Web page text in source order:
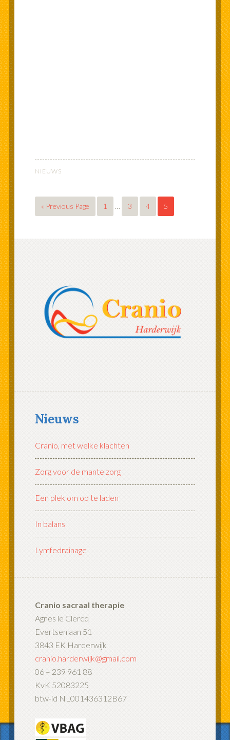
NIEUWS
« Previous Page 1 … 3 4 5
Nieuws
Cranio, met welke klachten
Zorg voor de mantelzorg
Een plek om op te laden
In balans
Lymfedrainage
Cranio sacraal therapie
Agnes le Clercq
Evertsenlaan 51
3843 EK Harderwijk
cranio.harderwijk@gmail.com
06 – 239 961 88
KvK 52083225
btw-id NL001436312B67